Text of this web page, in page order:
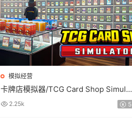
模拟经营
卡牌店模拟器/TCG Card Shop Simulat
or 2.25k 5